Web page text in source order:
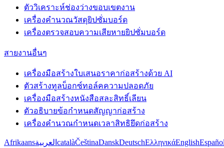
ตัววิเคราะห์ช่องว่างขอบเขตงาน
เครื่องคำนวณวัสดุยิปซั่มบอร์ด
เครื่องตรวจสอบความเสียหายยิปซั่มบอร์ด
สายงานอื่นๆ
เครื่องมือสร้างใบเสนอราคาก่อสร้างด้วย AI
ตัวสร้างทูลบ็อกซ์ทอล์คความปลอดภัย
เครื่องมือสร้างหนังสือสละสิทธิ์เลียน
ตัวอธิบายข้อกำหนดสัญญาก่อสร้าง
เครื่องคำนวณกำหนดเวลาสิทธิยึดก่อสร้าง
Afrikaansالعربية catalàČeštinaDanskDeutschΕλληνικάEnglish